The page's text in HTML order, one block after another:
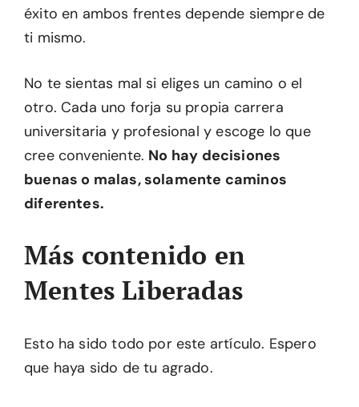
éxito en ambos frentes depende siempre de
ti mismo.
No te sientas mal si eliges un camino o el
otro. Cada uno forja su propia carrera
universitaria y profesional y escoge lo que
cree conveniente. No hay decisiones
buenas o malas, solamente caminos
diferentes.
Más contenido en
Mentes Liberadas
Esto ha sido todo por este artículo. Espero
que haya sido de tu agrado.